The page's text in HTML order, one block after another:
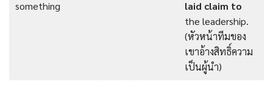
something
laid claim to
the leadership.
(หัวหน้าทีมของ
เขาอ้างสิทธิ์ความ
เป็นผู้นำ)